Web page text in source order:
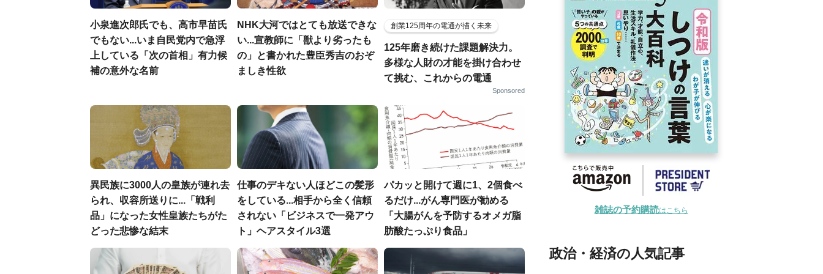
小泉進次郎氏でも、高市早苗氏
でもない...いま自民党内で急浮
上している「次の首相」有力候
補の意外な名前
NHK大河ではとても放送できな
い...宣教師に「獣より劣ったも
の」と書かれた豊臣秀吉のおぞ
ましき性欲
創業125周年の電通が描く未来
125年磨き続けた課題解決力。
多様な人財の才能を掛け合わせ
て挑む、これからの電通
Sponsored
異民族に3000人の皇族が連れ去
られ、収容所送りに...「戦利
品」になった女性皇族たちがた
どった悲惨な結末
仕事のデキない人ほどこの髪形
をしている...相手から全く信頼
されない「ビジネスで一発アウ
ト」ヘアスタイル3選
パカッと開けて週に1、2個食べ
るだけ...がん専門医が勧める
「大腸がんを予防するオメガ脂
肪酸たっぷり食品」
雑誌の予約購読はこちら
政治・経済の人気記事